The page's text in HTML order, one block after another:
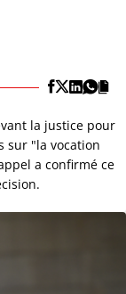
la justice pour
sur "la vocation
a confirmé ce